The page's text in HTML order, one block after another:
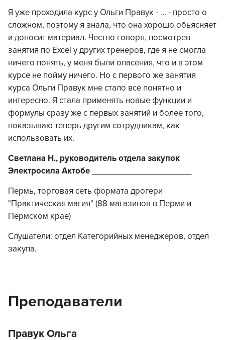
Я уже проходила курс у Ольги Правук - ... - просто о
сложном, поэтому я знала, что она хорошо обьясняет
и доносит материал. Честно говоря, посмотрев
занятия по Excel у других тренеров, где я не смогла
ничего понять, у меня были опасения, что и в этом
курсе не пойму ничего. Но с первого же занятия
курса Ольги Правук мне стало все понятно и
интересно. Я стала применять новые функции и
формулы сразу же с первых занятий и более того,
показываю теперь другим сотрудникам, как
использовать их.
Светлана Н., руководитель отдела закупок
Электросила Актобе
Пермь, торговая сеть формата дрогери
"Практическая магия" (88 магазинов в Перми и
Пермском крае)
Слушатели: отдел Категорийных менеджеров, отдел
закупа.
Преподаватели
Правук Ольга